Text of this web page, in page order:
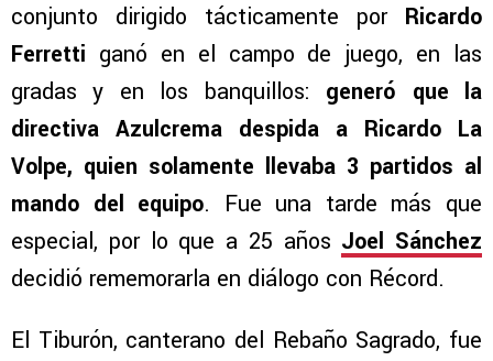
conjunto dirigido tácticamente por Ricardo
Ferretti ganó en el campo de juego, en las
gradas y en los banquillos: generó que la
directiva Azulcrema despida a Ricardo La
Volpe, quien solamente llevaba 3 partidos al
mando del equipo. Fue una tarde más que
especial, por lo que a 25 años Joel Sánchez
decidió rememorarla en diálogo con Récord.
El Tiburón, canterano del Rebaño Sagrado, fue